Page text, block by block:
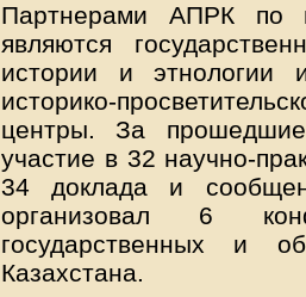
Партнерами АПРК по
являются
истории и этнологии
историко-
центры. За
участие в 32 научно-
34 доклада и
организовал 6
государственных и
Казахстана.